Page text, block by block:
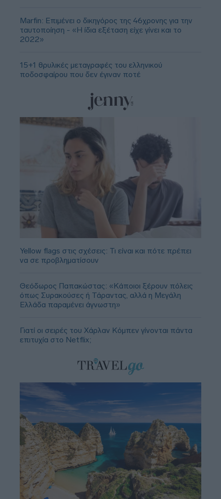
Marfin: Επιμένει ο δικηγόρος της 46χρονης για την
ταυτοποίηση - «Η ίδια εξέταση είχε γίνει και το
2022»
15+1 θρυλικές μεταγραφές του ελληνικού
ποδοσφαίρου που δεν έγιναν ποτέ
Yellow flags στις σχέσεις: Τι είναι και πότε πρέπει
να σε προβληματίσουν
Θεόδωρος Παπακώστας: «Κάποιοι ξέρουν πόλεις
όπως Συρακούσες ή Τάραντας, αλλά η Μεγάλη
Ελλάδα παραμένει άγνωστη»
Γιατί οι σειρές του Χάρλαν Κόμπεν γίνονται πάντα
επιτυχία στο Netflix;